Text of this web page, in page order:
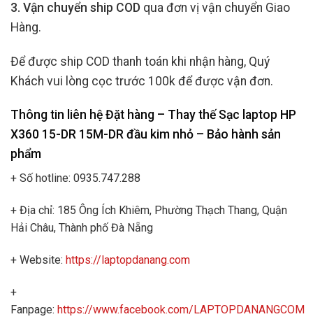
3. Vận chuyển ship COD qua đơn vị vận chuyển Giao
Hàng.
Để được ship COD thanh toán khi nhận hàng, Quý
Khách vui lòng cọc trước 100k để được vận đơn.
Thông tin liên hệ Đặt hàng – Thay thế Sạc laptop HP
X360 15-DR 15M-DR đầu kim nhỏ – Bảo hành sản
phẩm
+ Số hotline: 0935.747.288
+ Địa chỉ: 185 Ông Ích Khiêm, Phường Thạch Thang, Quận
Hải Châu, Thành phố Đà Nẵng
+ Website: https://laptopdanang.com
+
Fanpage: https://www.facebook.com/LAPTOPDANANGCOM